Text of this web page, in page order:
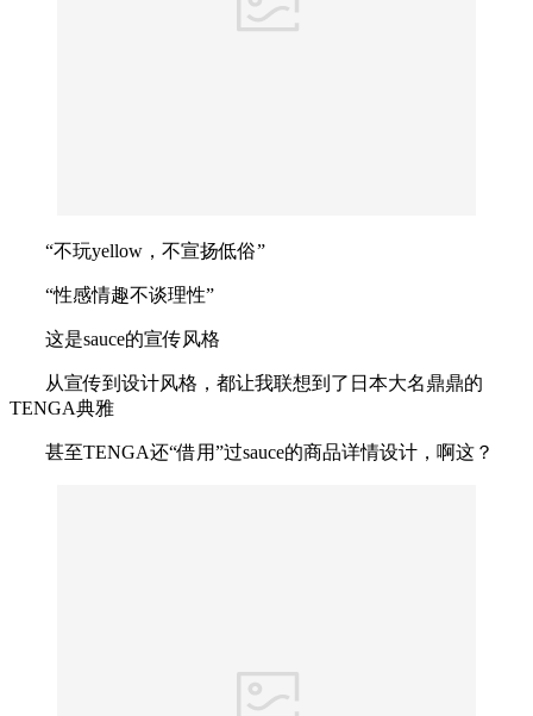
“不玩yellow，不宣扬低俗”
“性感情趣不谈理性”
这是sauce的宣传风格
从宣传到设计风格，都让我联想到了日本大名鼎鼎的
TENGA典雅
甚至TENGA还“借用”过sauce的商品详情设计，啊这？